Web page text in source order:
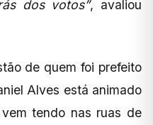
dos votos”, avaliou
de quem foi prefeito
Alves está animado
tendo nas ruas de